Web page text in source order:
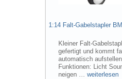
1:14 Falt-Gabelstapler
Kleiner Falt-
gefertigt und kommt
automatisch
Funktionen: Licht
neigen …weiterlesen